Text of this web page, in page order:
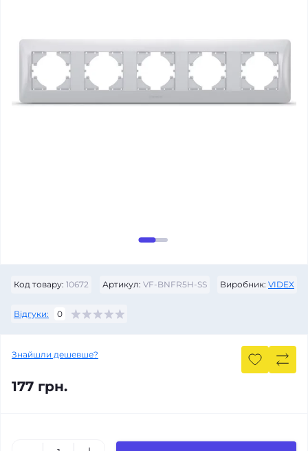
Код товару: 10672 Артикул: VF-BNFR5H-SS Виробник: VIDEX
Відгуки: 0
Знайшли дешевше?
177 грн.